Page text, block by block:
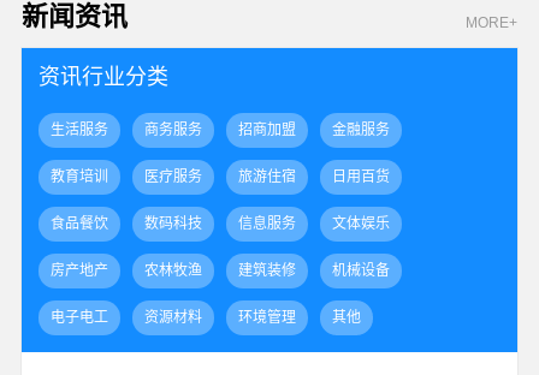
新闻资讯 MORE+
资讯行业分类
生活服务 商务服务 招商加盟 金融服务
教育培训 医疗服务 旅游住宿 日用百货
食品餐饮 数码科技 信息服务 文体娱乐
房产地产 农林牧渔 建筑装修 机械设备
电子电工 资源材料 环境管理 其他